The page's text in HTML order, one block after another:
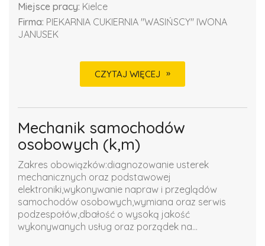
Miejsce pracy: Kielce
Firma: PIEKARNIA CUKIERNIA "WASIŃSCY" IWONA
JANUSEK
CZYTAJ WIĘCEJ
Mechanik samochodów
osobowych (k,m)
Zakres obowiązków:diagnozowanie usterek
mechanicznych oraz podstawowej
elektroniki,wykonywanie napraw i przeglądów
samochodów osobowych,wymiana oraz serwis
podzespołów,dbałość o wysoką jakość
wykonywanych usług oraz porządek na...